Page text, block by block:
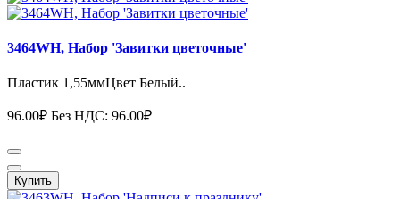
3464WH, Набор 'Завитки цветочные'
Пластик 1,55ммЦвет Белый..
96.00₽ Без НДС: 96.00₽
Купить